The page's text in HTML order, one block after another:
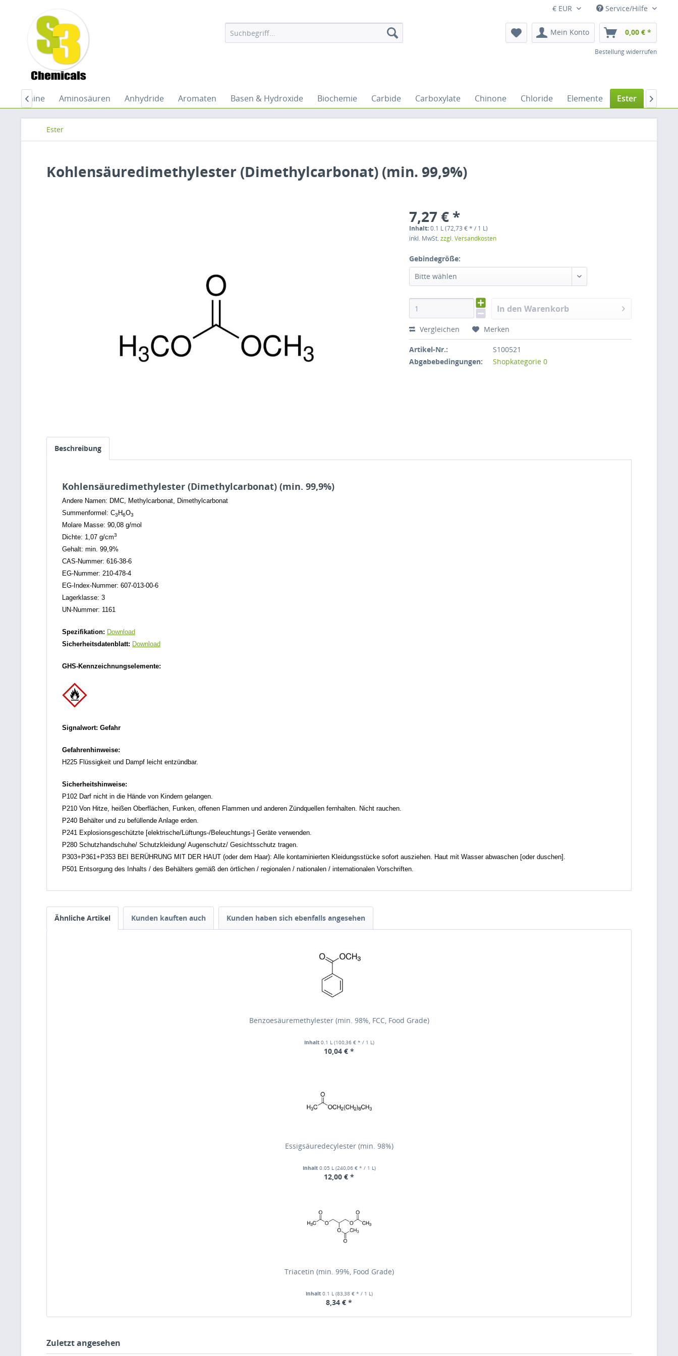
€ EUR Service/Hilfe
Mein Konto 0,00 € *
Bestellung widerrufen
Amine Aminosäuren Anhydride Aromaten Basen & Hydroxide Biochemie Carbide Carboxylate Chinone Chloride Elemente Ester Ether
 
Ester
Kohlensäuredimethylester (Dimethylcarbonat) (min. 99,9%)
7,27 € *
Inhalt:0.1 L (72,73 € * / 1 L)
inkl. MwSt.zzgl. Versandkosten
Gebindegröße:
Bitte wählen
In den Warenkorb
Vergleichen Merken
Artikel-Nr.:
S100521
Abgabebedingungen:
Shopkategorie 0
Beschreibung
Kohlensäuredimethylester (Dimethylcarbonat) (min. 99,9%)
Andere Namen: DMC, Methylcarbonat, Dimethylcarbonat
Summenformel: C3 H6O3
Molare Masse: 90,08 g/mol
Dichte: 1,07 g/cm3
Gehalt: min. 99,9%
CAS-Nummer: 616-38-6
EG-Nummer: 210-478-4
EG-Index-Nummer: 607-013-00-6
Lagerklasse: 3
UN-Nummer: 1161
Spezifikation: Download
Sicherheitsdatenblatt: Download
GHS-Kennzeichnungselemente:
Signalwort: Gefahr
Gefahrenhinweise:
H225 Flüssigkeit und Dampf leicht entzündbar.
Sicherheitshinweise:
P102 Darf nicht in die Hände von Kindern gelangen.
P210 Von Hitze, heißen Oberflächen, Funken, offenen Flammen und anderen Zündquellen fernhalten. Nicht rauchen.
P240 Behälter und zu befüllende Anlage erden.
P241 Explosionsgeschützte [elektrische/Lüftungs-/Beleuchtungs-] Geräte verwenden.
P280 Schutzhandschuhe/ Schutzkleidung/ Augenschutz/ Gesichtsschutz tragen.
P303+P361+P353 BEI BERÜHRUNG MIT DER HAUT (oder dem Haar): Alle kontaminierten Kleidungsstücke sofort ausziehen. Haut mit Wasser abwaschen [oder duschen].
P501 Entsorgung des Inhalts / des Behälters gemäß den örtlichen / regionalen / nationalen / internationalen Vorschriften.
Ähnliche Artikel Kunden kauften auch Kunden haben sich ebenfalls angesehen
Benzoesäuremethylester (min. 98%, FCC, Food Grade)
Inhalt 0.1 L (100,36 € * / 1 L)
10,04 € *
Essigsäuredecylester (min. 98%)
Inhalt 0.05 L (240,06 € * / 1 L)
12,00 € *
Triacetin (min. 99%, Food Grade)
Inhalt 0.1 L (83,38 € * / 1 L)
8,34 € *
Zuletzt angesehen